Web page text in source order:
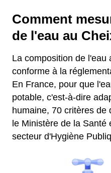
Comment
de l'eau au
La composition de l'eau
conforme à la
En France, pour que
potable, c'est-à-dire
humaine, 70 critères de
le Ministère de la
secteur d'Hygiène